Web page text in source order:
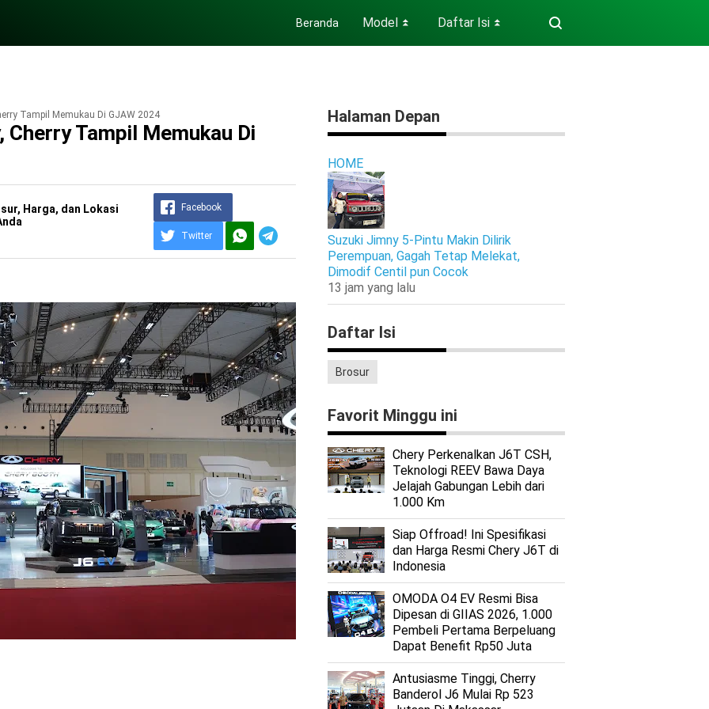
Beranda Model ⏬ Daftar Isi ⏬
Tampil Memukau Di GJAW 2024
Tampil Memukau Di
Harga, dan Lokasi
Facebook
Twitter
Halaman Depan
HOME
Suzuki Jimny 5-Pintu Makin Dilirik
Perempuan, Gagah Tetap Melekat,
Dimodif Centil pun Cocok
13 jam yang lalu
Daftar Isi
Brosur
Favorit Minggu ini
Chery Perkenalkan J6T CSH,
Teknologi REEV Bawa Daya
Jelajah Gabungan Lebih dari
1.000 Km
Siap Offroad! Ini Spesifikasi
dan Harga Resmi Chery J6T di
Indonesia
OMODA O4 EV Resmi Bisa
Dipesan di GIIAS 2026, 1.000
Pembeli Pertama Berpeluang
Dapat Benefit Rp50 Juta
Antusiasme Tinggi, Cherry
Banderol J6 Mulai Rp 523